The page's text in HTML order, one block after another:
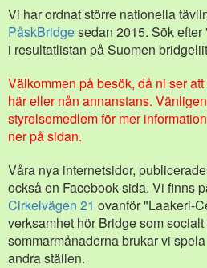
Vi har ordnat större nationella
PåskBridgesedan 2015. Sök
i resultatlistan på Suomen
Välkommen på besök, då ni ser
här eller nån annanstans.
styrelsemedlem för mer
ner på sidan.
Våra nya internetsidor,
också en Facebook sida. Vi finns
Cirkelvägen 21 ovanför "Laakeri-
verksamhet hör Bridge som
sommarmånaderna brukar vi
andra ställen.